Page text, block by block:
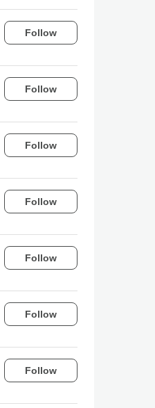
Follow
Follow
Follow
Follow
Follow
Follow
Follow